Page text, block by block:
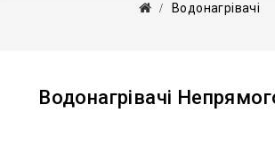
Водонагрівачі
Водонагрівачі